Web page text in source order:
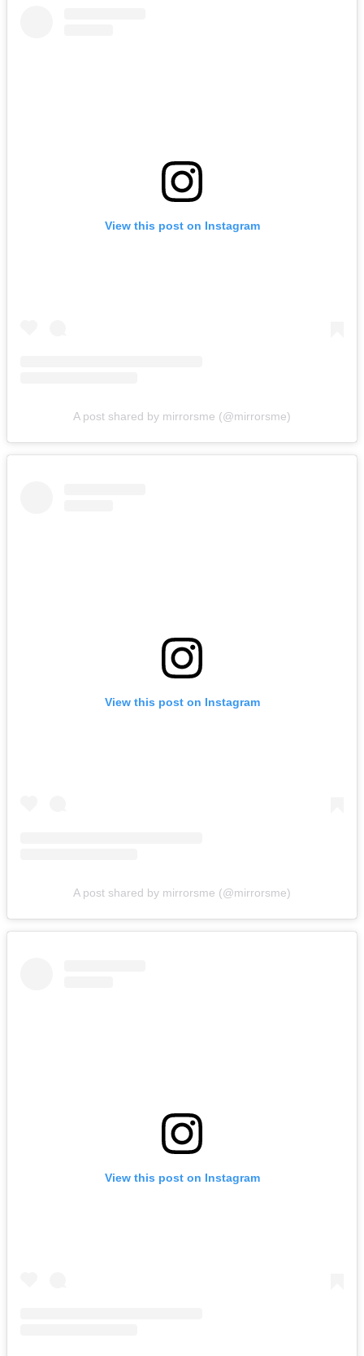
View this post on Instagram
A post shared by mirrorsme (@mirrorsme)
View this post on Instagram
A post shared by mirrorsme (@mirrorsme)
View this post on Instagram